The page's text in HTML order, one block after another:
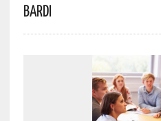
Bardi